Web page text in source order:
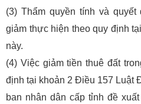
(3) Thẩm quyền tính và quyết
giảm thực hiện theo quy định
này.
(4) Việc giảm tiền thuê đất
định tại khoản 2 Điều 157 Luật
ban nhân dân cấp tỉnh đề